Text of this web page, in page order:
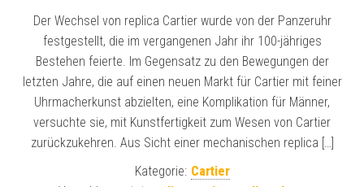
Der Wechsel von replica Cartier wurde von der Panzeruhr
festgestellt, die im vergangenen Jahr ihr 100-jähriges
Bestehen feierte. Im Gegensatz zu den Bewegungen der
letzten Jahre, die auf einen neuen Markt für Cartier mit feiner
Uhrmacherkunst abzielten, eine Komplikation für Männer,
versuchte sie, mit Kunstfertigkeit zum Wesen von Cartier
zurückzukehren. Aus Sicht einer mechanischen replica […]
Kategorie: Cartier